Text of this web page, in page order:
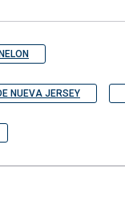
NUEVA JERSEY